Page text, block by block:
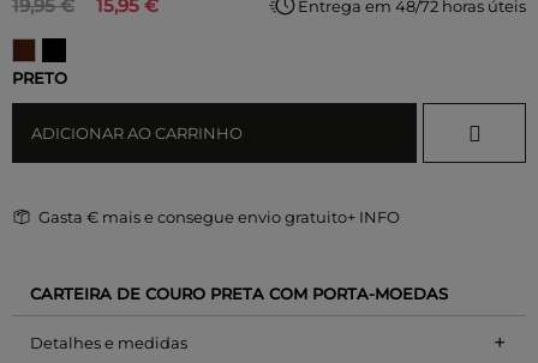
15,95 €
19,95 €
PRETO
ADICIONAR AO CARRINHO
Entrega em 48/72 horas úteis
Gasta € mais e consegue envio gratuito+ INFO
CARTEIRA DE COURO PRETA COM PORTA-MOEDAS
Detalhes e medidas +